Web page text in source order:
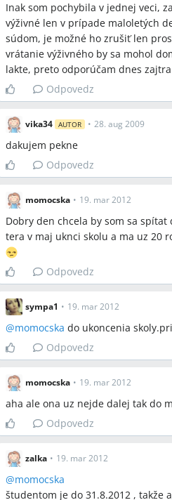
Možnosti: (a) niektorí
(spomínané 25/26 rokov) a
stanovisko v diskusii
rozhodujúca je schopnosť
Otvorené otázky
Ako presne súd posúdi
nezamestnanosťou pri
Do akej miery môže súd
dieťa pracovalo alebo študovalo.
Spomenuté značky a
Úrad práce, Najvyšší súd, súd,
ficek.sk, tribunal.kapitula.sk
Spomenuté produkty
zrušenie vyživovacej povinnosti,
judikatúra, R 100/1967,
Miesta a osoby
Rimavská Sobota, Bratislava,
Inak som pochybila v jednej veci,
výživné len v prípade maloletých
súdom, je možné ho zrušiť len
vrátanie výživného by sa mohol
lakte, preto odporúčam dnes
Odpovedz
vika34 AUTOR • 28. aug 2009
dakujem pekne
Odpovedz
momocska • 19. mar 2012
Dobry den chcela by som sa
tera v maj uknci skolu a ma uz 20
Odpovedz
sympa1 • 19. mar 2012
@momocska do ukoncenia
Odpovedz
momocska • 19. mar 2012
aha ale ona uz nejde dalej tak do
Odpovedz
zalka • 19. mar 2012
@momocska
študentom je do 31.8.2012 , takže